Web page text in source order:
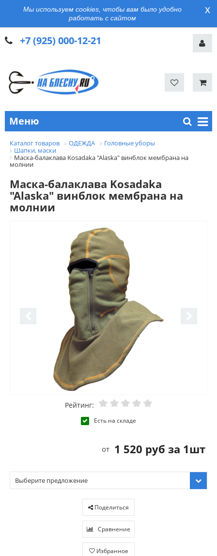
Мы используем cookies, чтобы вам было удобно
работать с сайтом
x
+7 (925) 000-12-21
Меню
Каталог товаров ОДЕЖДА
Головные уборы
Шапки, маски
Маска-балаклава Kosadaka "Alaska" винблок мембрана на
молнии
Маска-балаклава Kosadaka
"Alaska" винблок мембрана на
молнии
Рейтинг:
Есть на складе
1 520 руб за 1шт
от
Выберите предложение
Поделиться
Сравнение
Избранное